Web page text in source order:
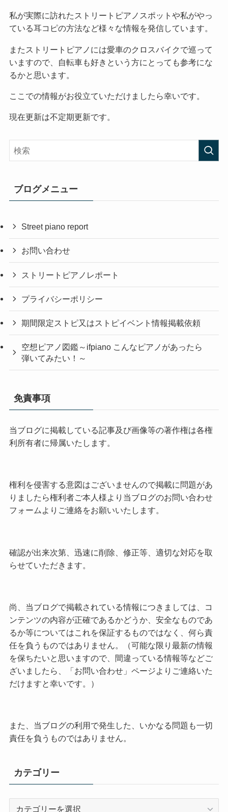
私が実際に訪れたストリートピアノスポットや私がやっ
ている耳コピの方法など様々な情報を発信しています。
またストリートピアノには愛車のクロスバイクで巡って
いますので、自転車も好きという方にとっても参考にな
るかと思います。
ここでの情報がお役立ていただけましたら幸いです。
現在更新は不定期更新です。
ブログメニュー
Street piano report
お問い合わせ
ストリートピアノレポート
プライバシーポリシー
期間限定ストピ又はストピイベント情報掲載依頼
空想ピアノ図鑑～ifpiano こんなピアノがあったら
弾いてみたい！～
免責事項
当ブログに掲載している記事及び画像等の著作権は各権
利所有者に帰属いたします。
権利を侵害する意図はございませんので掲載に問題があ
りましたら権利者ご本人様より当ブログのお問い合わせ
フォームよりご連絡をお願いいたします。
確認が出来次第、迅速に削除、修正等、適切な対応を取
らせていただきます。
尚、当ブログで掲載されている情報につきましては、コ
ンテンツの内容が正確であるかどうか、安全なものであ
るか等についてはこれを保証するものではなく、何ら責
任を負うものではありません。（可能な限り最新の情報
を保ちたいと思いますので、間違っている情報等などご
ざいましたら、「お問い合わせ」ページよりご連絡いた
だけますと幸いです。）
また、当ブログの利用で発生した、いかなる問題も一切
責任を負うものではありません。
カテゴリー